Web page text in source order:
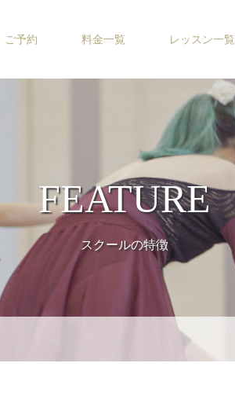
ご予約 料金一覧 レッスン一覧
FEATURE
スクールの特徴